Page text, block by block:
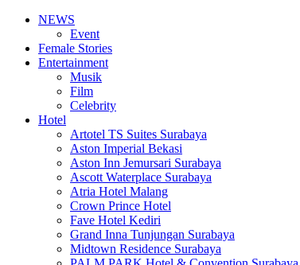
NEWS
Event
Female Stories
Entertainment
Musik
Film
Celebrity
Hotel
Artotel TS Suites Surabaya
Aston Imperial Bekasi
Aston Inn Jemursari Surabaya
Ascott Waterplace Surabaya
Atria Hotel Malang
Crown Prince Hotel
Fave Hotel Kediri
Grand Inna Tunjungan Surabaya
Midtown Residence Surabaya